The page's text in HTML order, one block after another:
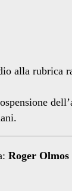
alla rubrica
Roger Olmos